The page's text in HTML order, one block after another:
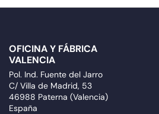
OFICINA Y FÁBRICA
VALENCIA
Pol. Ind. Fuente del Jarro
C/ Villa de Madrid, 53
46988 Paterna (Valencia)
España